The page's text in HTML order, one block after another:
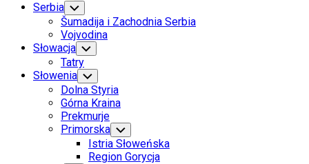
Serbia Toggle
Child
Menu
Šumadija i Zachodnia Serbia
Vojvodina
Słowacja Toggle
Child
Menu
Tatry
Słowenia Toggle
Child
Menu
Dolna Styria
Górna Kraina
Prekmurje
Primorska Toggle
Child
Menu
Istria Słoweńska
Region Gorycja